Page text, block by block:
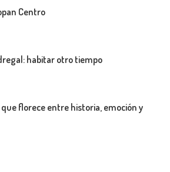
Centro
habitar otro tiempo
florece entre historia, emoción y